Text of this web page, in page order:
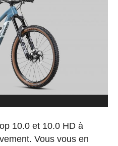
10.0 et 10.0 HD à
Vous vous en